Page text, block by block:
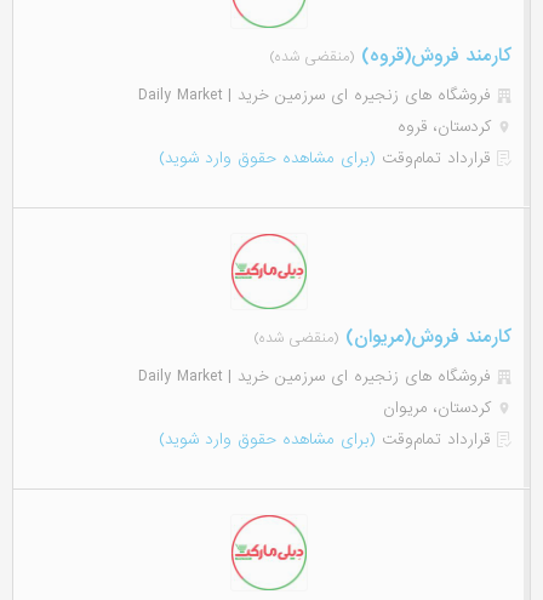
کارمند فروش(قروه) (منقضی شده)
فروشگاه های زنجیره ای سرزمین خرید | Daily Market
کردستان، قروه
قرارداد تمام‌وقت (برای مشاهده حقوق وارد شوید)
کارمند فروش(مریوان) (منقضی شده)
فروشگاه های زنجیره ای سرزمین خرید | Daily Market
کردستان، مریوان
قرارداد تمام‌وقت (برای مشاهده حقوق وارد شوید)